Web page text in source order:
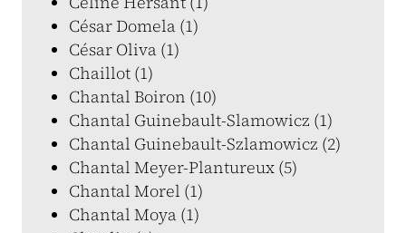
César Domela (1)
César Oliva (1)
Chaillot (1)
Chantal Boiron (10)
Chantal Guinebault-Slamowicz (1)
Chantal Guinebault-Szlamowicz (2)
Chantal Meyer-Plantureux (5)
Chantal Morel (1)
Chantal Moya (1)